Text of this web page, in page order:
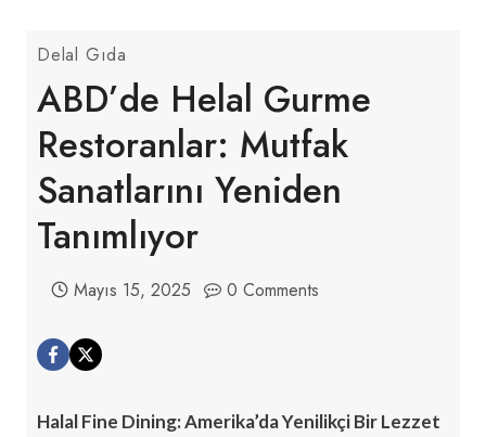
Delal Gıda
ABD’de Helal Gurme
Restoranlar: Mutfak
Sanatlarını Yeniden
Tanımlıyor
Mayıs 15, 2025 0 Comments
Halal Fine Dining: Amerika’da Yenilikçi Bir Lezzet